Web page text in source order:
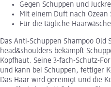
Gegen Schuppen und
Mit einem Duft nach Ozean
Für die tägliche Haarwäsche
Das Anti-Schuppen Shampoo Old
head&shoulders bekämpft
Kopfhaut. Seine 3-fach-Schutz-
und kann bei Schuppen, fettiger
Das Haar wird gereinigt und die